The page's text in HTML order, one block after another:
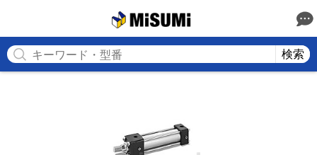
検索